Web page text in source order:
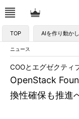
TOP AIを作り動か
ニュース
OpenStack
換性確保も推進
COOとエグゼクティ